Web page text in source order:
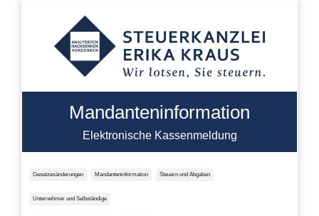
Mandanteninformation
Elektronische Kassenmeldung
Gesetzesänderungen Mandanteninformation Steuern und Abgaben
Unternehmer und Selbständige